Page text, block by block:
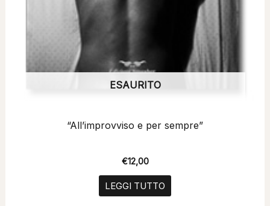
ESAURITO
“All’improvviso e per sempre”
€12,00
LEGGI TUTTO